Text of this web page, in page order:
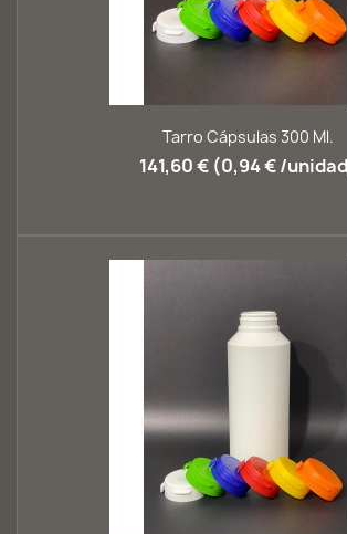
Tarro Cápsulas 300 Ml.
141,60 € (0,94 € /